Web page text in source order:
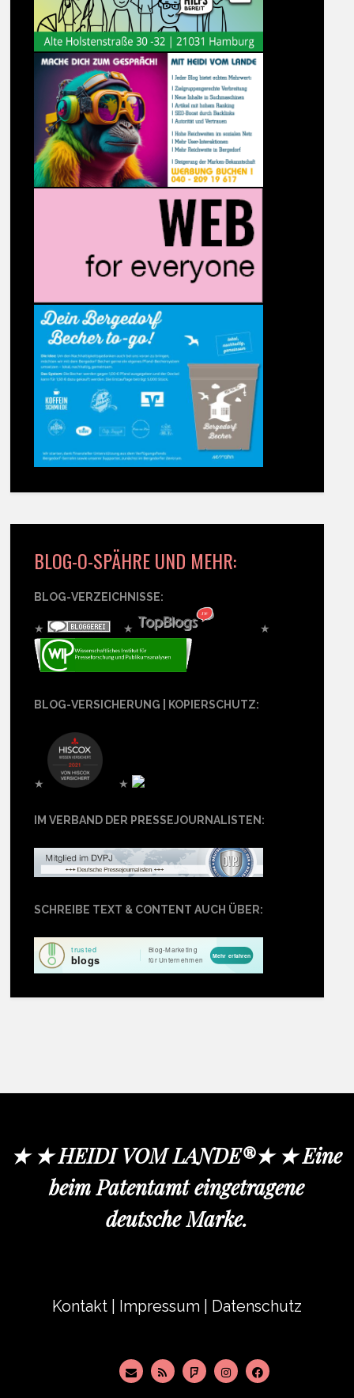
BLOG-O-SPÄHRE UND MEHR:
BLOG-VERZEICHNISSE:
★ ★ ★
BLOG-VERSICHERUNG | KOPIERSCHUTZ:
★ ★
IM VERBAND DER PRESSEJOURNALISTEN:
SCHREIBE TEXT & CONTENT AUCH ÜBER:
★ ★ HEIDI VOM LANDE®★ ★ Eine
beim Patentamt eingetragene
deutsche Marke.
Kontakt Impressum Datenschutz